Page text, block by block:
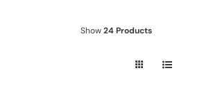
Show24 Products